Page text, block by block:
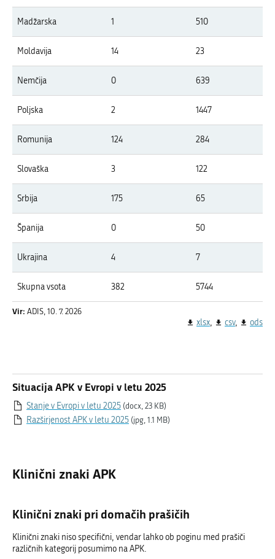
Madžarska 1 510
Moldavija 14 23
Nemčija 0 639
Poljska 2 1447
Romunija 124 284
Slovaška 3 122
Srbija 175 65
Španija 0 50
Ukrajina 4 7
Skupna vsota 382 5744
Vir: ADIS, 10. 7. 2026
xlsx csv ods
Situacija APK v Evropi v letu 2025
Stanje v Evropi v letu 2025 (docx, 23 KB)
Razširjenost APK v letu 2025 (jpg, 1.1 MB)
Klinični znaki APK
Klinični znaki pri domačih prašičih
Klinični znaki niso specifični, vendar lahko ob poginu med prašiči
različnih kategorij posumimo na APK.